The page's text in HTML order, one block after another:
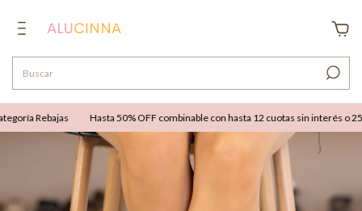
Rebajas Hasta 50% OFF combinable con hasta 12 cuotas sin interés o